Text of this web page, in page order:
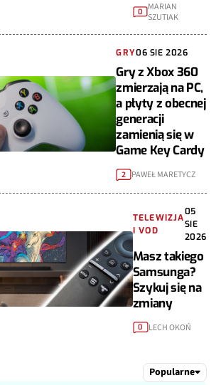
0
MARIAN
SZUTIAK
GRY06 SIE 2026
Gry z Xbox 360
zmierzają na PC,
a płyty z obecnej
generacji
zamienią się w
Game Key Cardy
2 PAWEŁ MARETYCZ
TELEWIZJA
I VOD
05
SIE
2026
Masz takiego
Samsunga?
Szykuj się na
zmiany
0 LECH OKOŃ
Popularne